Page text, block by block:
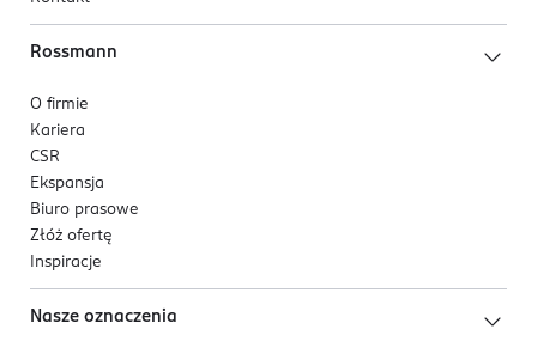
Rossmann
O firmie
Kariera
CSR
Ekspansja
Biuro prasowe
Złóż ofertę
Inspiracje
Nasze oznaczenia